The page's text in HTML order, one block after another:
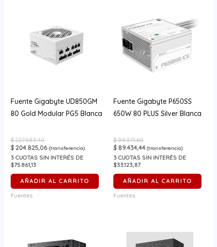
Fuente Gigabyte UD850GM
80 Gold Modular PG5 Blanca
$227.583,40
$204.825,06 (transferencia)
3CUOTAS SIN INTERÉS DE
$75.861,13
AÑADIR AL CARRITO
Fuentes
Fuente Gigabyte P650SS
650W 80 PLUS Silver Blanca
$99.371,60
$ 89.434,44 (transferencia)
3 CUOTAS SIN INTERÉS DE
$33.123,87
AÑADIR AL CARRITO
Fuentes